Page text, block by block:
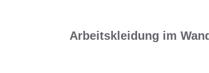
Arbeitskleidung im